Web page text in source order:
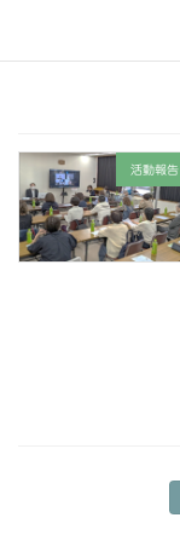
活動報告